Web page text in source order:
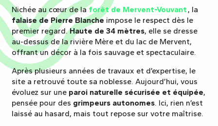
Nichée au cœur de laforêt de Mervent-Vouvant , la
falaise de Pierre Blanche impose le respect dès le
premier regard.Haute de 34 mètres, elle se dresse
au-dessus de la rivière Mère et du lac de Mervent,
offrant un décor à la fois sauvage et spectaculaire.
Après plusieurs années de travaux et d’expertise, le
site a retrouvé toute sa noblesse. Aujourd’hui, vous
évoluez sur une paroi naturelle sécurisée et équipée,
pensée pour des grimpeurs autonomes. Ici, rien n’est
laissé au hasard, mais tout repose sur votre maîtrise.